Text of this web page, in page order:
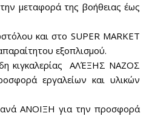
μεταφορά της βοήθειας έως
και στο SUPER MARKET
εξοπλισμού.
κιγκαλερίας ΑΛΈΞΗΣ ΝΑΖΟΣ
εργαλείων και υλικών
ΑΝΟΙΞΗ για την προσφορά